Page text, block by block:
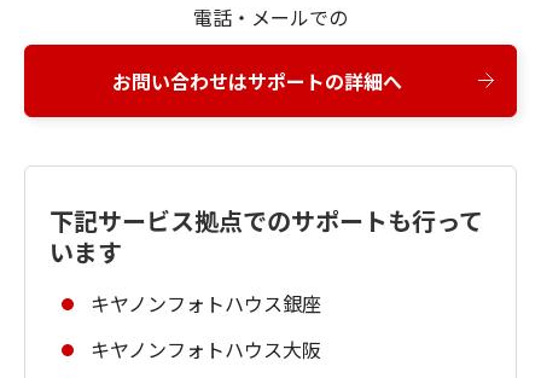
電話・メールでの
お問い合わせはサポートの詳細へ
下記サービス拠点でのサポートも行って
います
キヤノンフォトハウス銀座
キヤノンフォトハウス大阪